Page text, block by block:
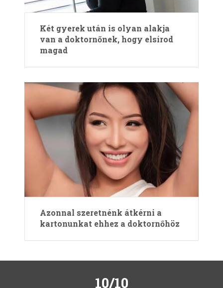
Két gyerek után is olyan alakja
van a doktornőnek, hogy elsírod
magad
Azonnal szeretnénk átkérni a
kartonunkat ehhez a doktornőhöz
10/10